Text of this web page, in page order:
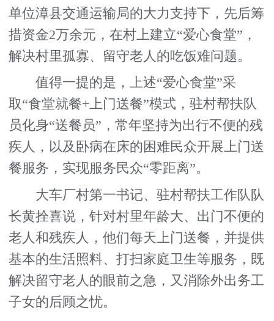
单位漳县交通运输局的大力支持下，先后筹
措资金2万余元，在村上建立“爱心食堂”，
解决村里孤寡、留守老人的吃饭难问题。
值得一提的是，上述“爱心食堂”采
取“食堂就餐+上门送餐”模式，驻村帮扶队
员化身“送餐员”，常年坚持为出行不便的残
疾人，以及卧病在床的困难民众开展上门送
餐服务，实现服务民众“零距离”。
大车厂村第一书记、驻村帮扶工作队队
长黄拴喜说，针对村里年龄大、出门不便的
老人和残疾人，他们每天上门送餐，并提供
基本的生活照料、打扫家庭卫生等服务，既
解决留守老人的眼前之急，又消除外出务工
子女的后顾之忧。